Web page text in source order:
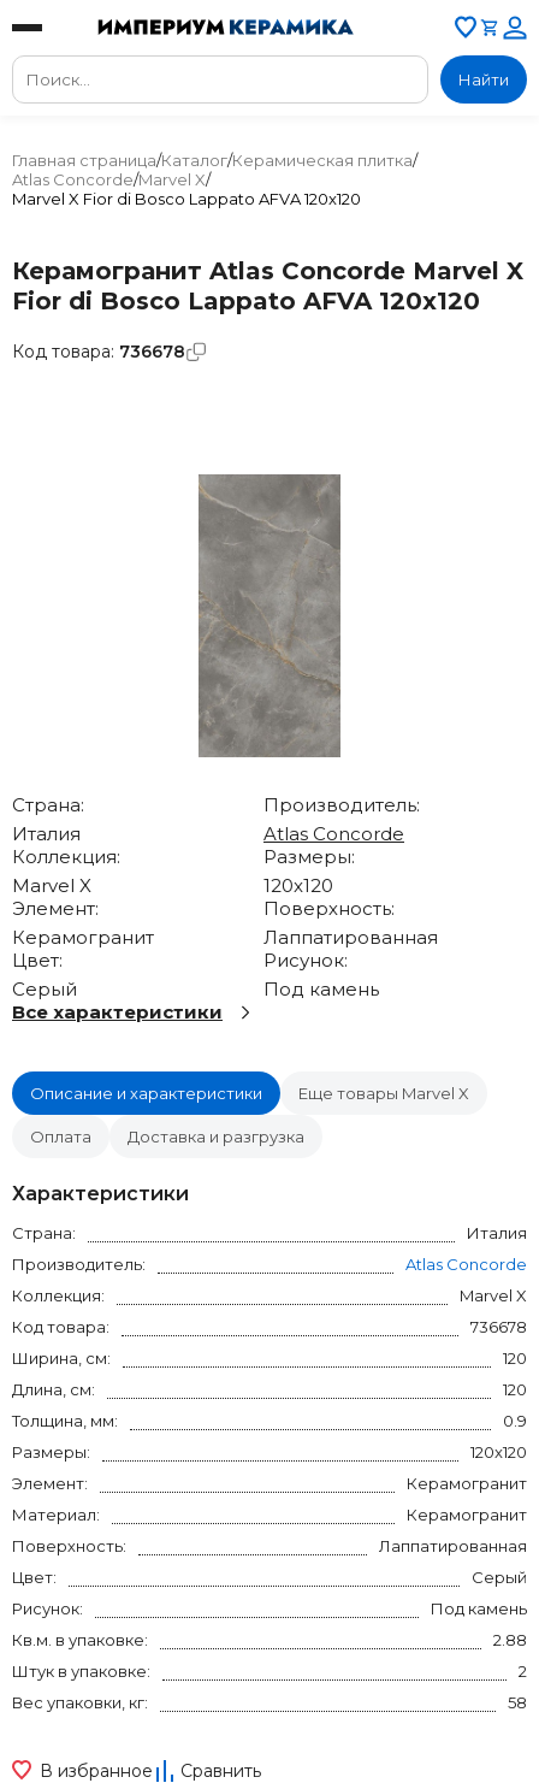
Найти
Главная страница/Каталог/Керамическая плитка/
Atlas Concorde/Marvel X/
Marvel X Fior di Bosco Lappato AFVA 120x120
Керамогранит Atlas Concorde Marvel X
Fior di Bosco Lappato AFVA 120x120
Страна:
Италия
Производитель:
Atlas Concorde
Коллекция:
Marvel X
Размеры:
120x120
Элемент:
Керамогранит
Поверхность:
Лаппатированная
Цвет:
Серый
Рисунок:
Под камень
Все характеристики
Описание и характеристики Еще товары Marvel X
Оплата Доставка и разгрузка
Характеристики
Страна:
Италия
Производитель:
Atlas Concorde
Коллекция:
Marvel X
Код товара:
736678
Ширина, см:
120
Длина, см:
120
Толщина, мм:
0.9
Размеры:
120x120
Элемент:
Керамогранит
Материал:
Керамогранит
Поверхность:
Лаппатированная
Цвет:
Серый
Рисунок:
Под камень
Кв.м. в упаковке:
2.88
Штук в упаковке:
2
Вес упаковки, кг:
58
В избранное Сравнить
Код товара: 736678